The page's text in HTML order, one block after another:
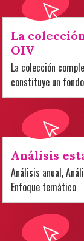
La
OIV
La colección
constituye un
Análisis
Análisis anual,
Enfoque temático